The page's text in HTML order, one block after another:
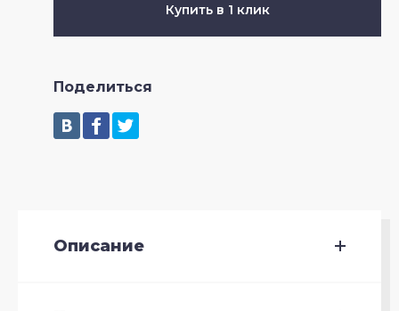
Купить в 1 клик
Поделиться
Описание